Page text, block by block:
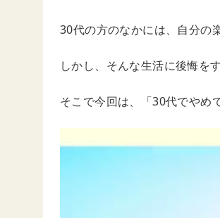
30代の方のなかには、自分の
しかし、そんな生活に後悔を
そこで今回は、「30代でやめ